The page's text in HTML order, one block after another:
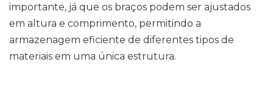
importante, já que os braços podem ser ajustados
em altura e comprimento, permitindo a
armazenagem eficiente de diferentes tipos de
materiais em uma única estrutura.